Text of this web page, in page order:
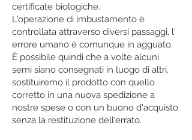
certificate biologiche.
L'operazione di imbustamento è
controllata attraverso diversi passaggi, l'
errore umano è comunque in agguato.
È possibile quindi che a volte alcuni
semi siano consegnati in luogo di altri,
sostituiremo il prodotto con quello
corretto in una nuova spedizione a
nostre spese o con un buono d'acquisto.
senza la restituzione dell'errato.